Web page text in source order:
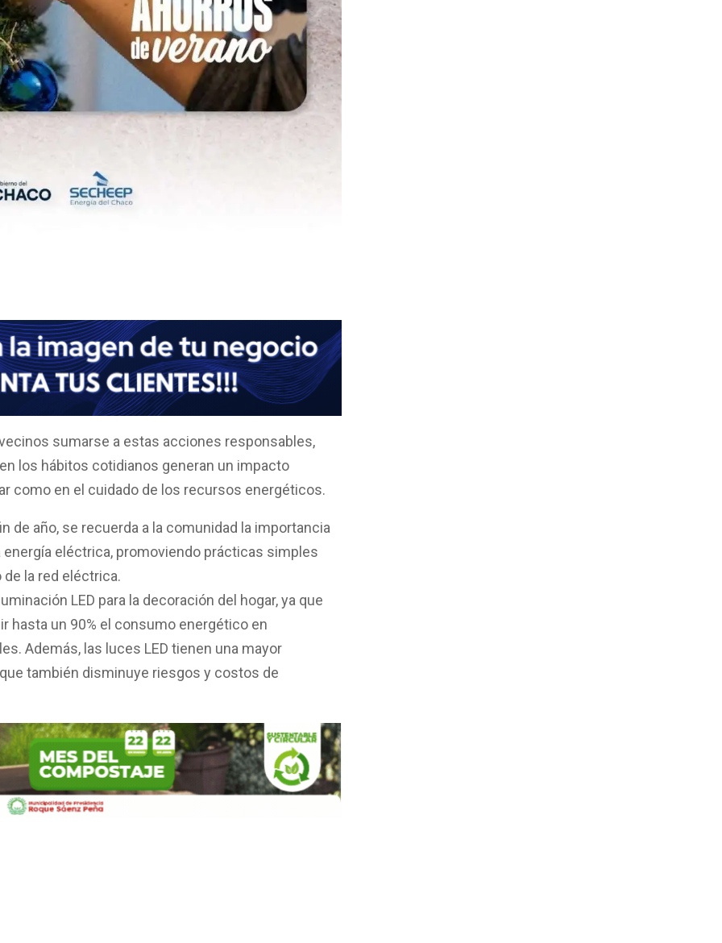
sumarse a estas acciones responsables,
los hábitos cotidianos generan un impacto
como en el cuidado de los recursos energéticos.
de año, se recuerda a la comunidad la importancia
eléctrica, promoviendo prácticas simples
la red eléctrica.
LED para la decoración del hogar, ya que
hasta un 90% el consumo energético en
Además, las luces LED tienen una mayor
también disminuye riesgos y costos de